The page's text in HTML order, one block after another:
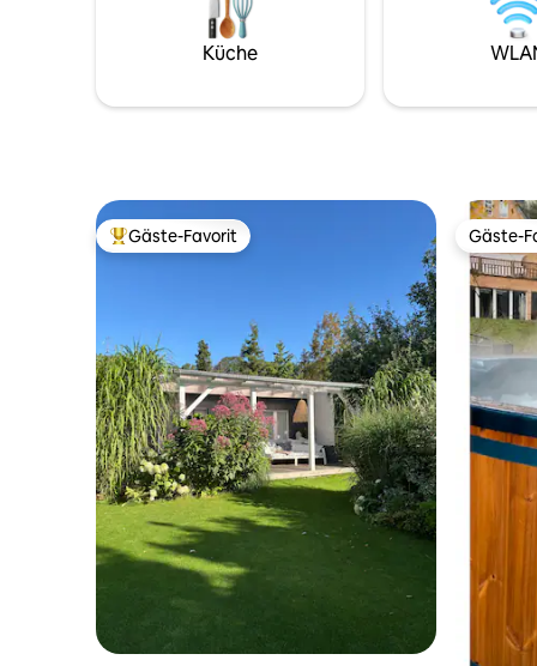
Verweilen ein. Aber auch Seminare oder
Yogagruppen könnten sich bei uns wohl
aktuelle
Küche
Beliebter Gäste-Favorit.
Gäste-Favorit Gäste-
Gäste-